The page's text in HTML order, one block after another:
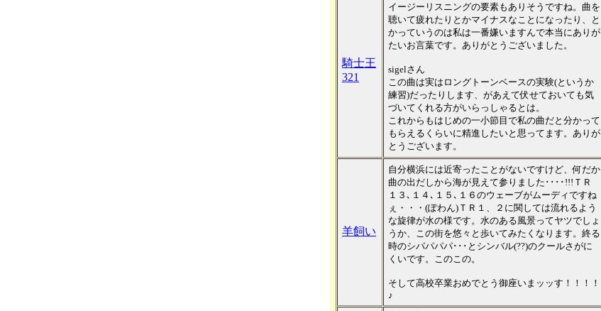
騎士王
321
イージーリスニングの要素もありそうですね。曲を
聴いて疲れたりとかマイナスなことになったり、と
かっていうのは私は一番嫌いますんで本当にありが
たいお言葉です。ありがとうございました。
sigelさん
この曲は実はロングトーンベースの実験(というか
練習)だったりします、があえて伏せておいても気
づいてくれる方がいらっしゃるとは。
これからもはじめの一小節目で私の曲だと分かって
もらえるくらいに精進したいと思ってます。ありが
とうございます。
羊飼い
自分横浜には近寄ったことがないですけど、何だか
曲の出だしから海が見えて参りました････!!!ＴＲ
１３､１４､１５､１６のウェーブがムーディですね
ぇ・・・(ぽわん)ＴＲ１、２に関しては流れるよう
な旋律が水の様です。水のある風景ってヤツでしょ
うか、この街を悠々と歩いてみたくなります。終る
時のシパパパパ･･･とシンバル(??)のクールさがに
くいです。このこの。
そして高校卒業おめでとう御座いまッッす！！！！
♪